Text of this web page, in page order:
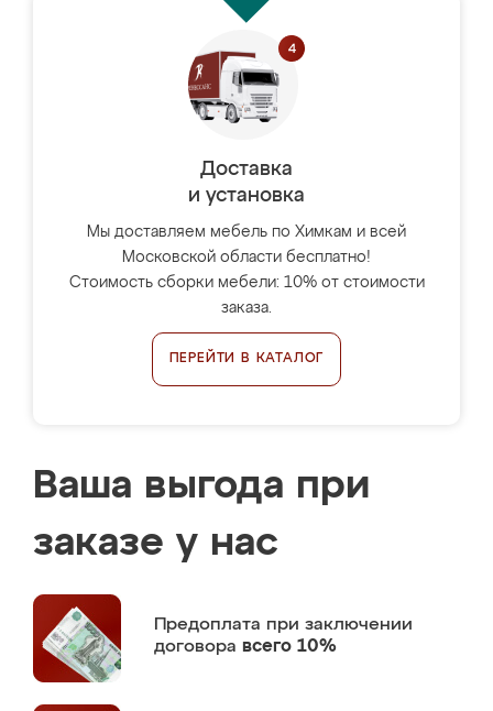
Доставка
и установка
Мы доставляем мебель по Химкам и всей
Московской области бесплатно!
Стоимость сборки мебели: 10% от стоимости
заказа.
ПЕРЕЙТИ В КАТАЛОГ
Ваша выгода при
заказе у нас
Предоплата при заключении
договора всего 10%